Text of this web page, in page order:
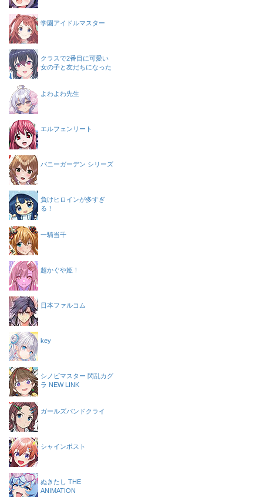
学園アイドルマスター
クラスで2番目に可愛い
女の子と友だちになった
よわよわ先生
エルフェンリート
バニーガーデン シリーズ
負けヒロインが多すぎ
る！
一騎当千
超かぐや姫！
日本ファルコム
key
シノビマスター 閃乱カグ
ラ NEW LINK
ガールズバンドクライ
シャインポスト
ぬきたし THE
ANIMATION